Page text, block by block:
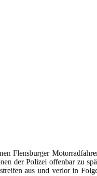
Flensburger
der Polizei offenbar zu
aus und verlor in